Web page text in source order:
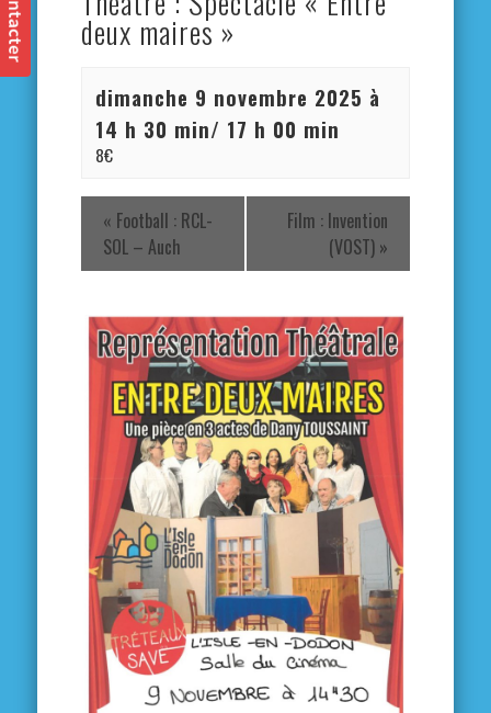
deux maires »
dimanche 9 novembre 2025 à
14 h 30 min/ 17 h 00 min
8€
« Football : RCL-
SOL – Auch
Film : Invention
(VOST) »